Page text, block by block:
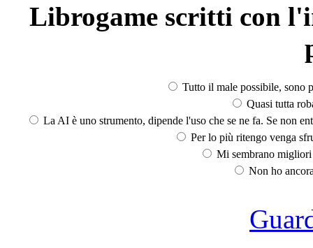
Librogame scritti con
Tutto il male possibile, sono
Quasi tutta
La AI è uno strumento, dipende l'uso che se ne fa. Se non
Per lo più ritengo venga
Mi sembrano
Non ho